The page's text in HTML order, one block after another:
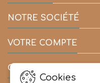
NOTRE SOCIÉTÉ
VOTRE COMPTE
CONTACT
Cookies